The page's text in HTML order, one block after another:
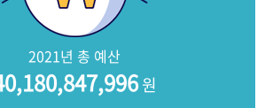
2021년 총 예산
원